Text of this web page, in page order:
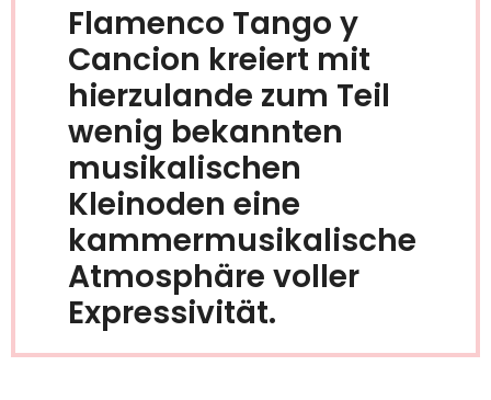
Flamenco Tango y
Cancion kreiert mit
hierzulande zum Teil
wenig bekannten
musikalischen
Kleinoden eine
kammermusikalische
Atmosphäre voller
Expressivität.